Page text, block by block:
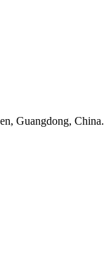
Guangdong, China.